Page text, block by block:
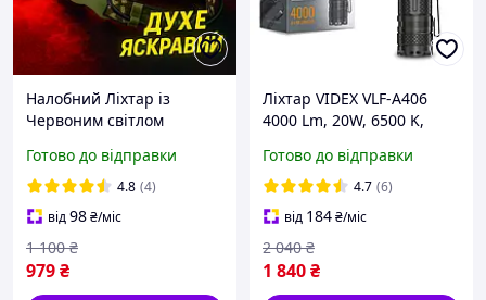
Налобний Ліхтар із
Червоним світлом
Готово до відправки
4.8 (4)
від98₴/міс
979₴
1 100 ₴
Ліхтар VIDEX VLF-A406
4000 Lm, 20W, 6500 K,
USB-C, IP68, дальність до
200 м, чорний
Готово до відправки
4.7 (6)
від 184₴/міс
1 840₴
2 040 ₴